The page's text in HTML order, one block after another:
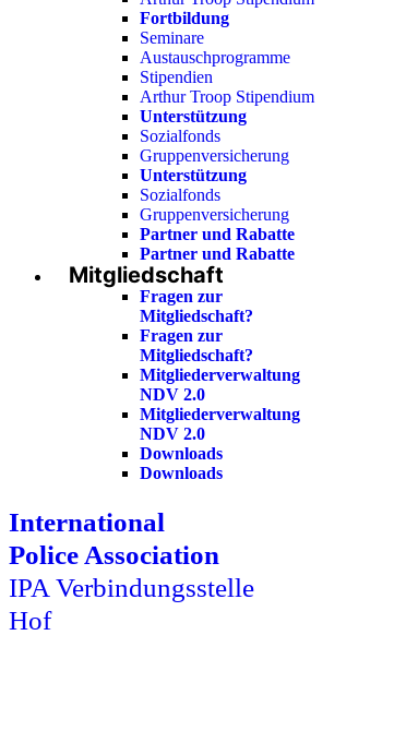
Fortbildung
Seminare
Austauschprogramme
Stipendien
Arthur Troop Stipendium
Unterstützung
Sozialfonds
Gruppenversicherung
Unterstützung
Sozialfonds
Gruppenversicherung
Partner und Rabatte
Partner und Rabatte
Mitgliedschaft
Fragen zur
Mitgliedschaft?
Fragen zur
Mitgliedschaft?
Mitgliederverwaltung
NDV 2.0
Mitgliederverwaltung
NDV 2.0
Downloads
Downloads
International
Police Association
IPA Verbindungsstelle
Hof